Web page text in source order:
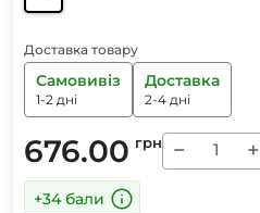
Доставка товару
Самовивіз
1-2 дні
Доставка
2-4 дні
676.00 грн − +
+34 бали